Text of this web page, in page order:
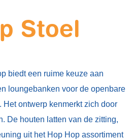
Stoel
biedt een ruime keuze aan
loungebanken voor de openbare
Het ontwerp kenmerkt zich door
De houten latten van de zitting,
uit het Hop Hop assortiment